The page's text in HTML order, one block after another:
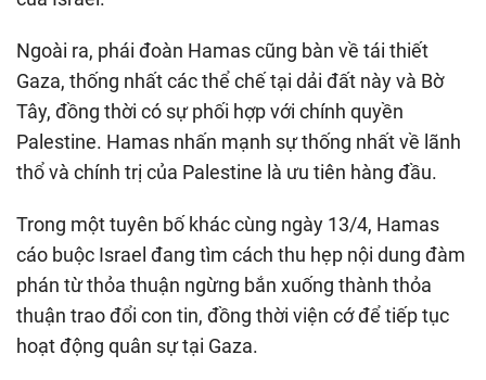
Ngoài ra, phái đoàn Hamas cũng bàn về tái thiết
Gaza, thống nhất các thể chế tại dải đất này và Bờ
Tây, đồng thời có sự phối hợp với chính quyền
Palestine. Hamas nhấn mạnh sự thống nhất về lãnh
thổ và chính trị của Palestine là ưu tiên hàng đầu.
Trong một tuyên bố khác cùng ngày 13/4, Hamas
cáo buộc Israel đang tìm cách thu hẹp nội dung đàm
phán từ thỏa thuận ngừng bắn xuống thành thỏa
thuận trao đổi con tin, đồng thời viện cớ để tiếp tục
hoạt động quân sự tại Gaza.